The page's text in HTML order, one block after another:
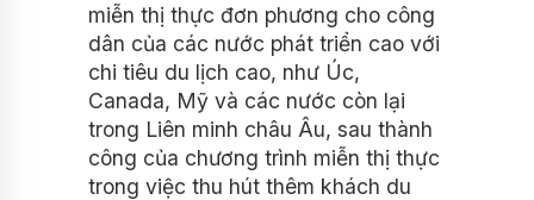
miễn thị thực đơn phương cho công
dân của các nước phát triển cao với
chi tiêu du lịch cao, như Úc,
Canada, Mỹ và các nước còn lại
trong Liên minh châu Âu, sau thành
công của chương trình miễn thị thực
trong việc thu hút thêm khách du